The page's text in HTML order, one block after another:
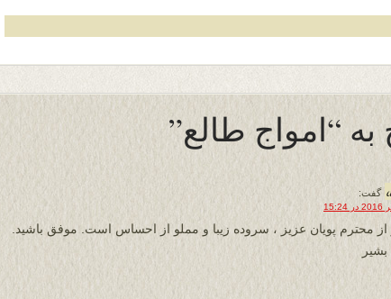
“امواج طالع”
گفت:
محترم پویان عزیز ، سروده زیبا و مملو از احساس است. موفق باشید.